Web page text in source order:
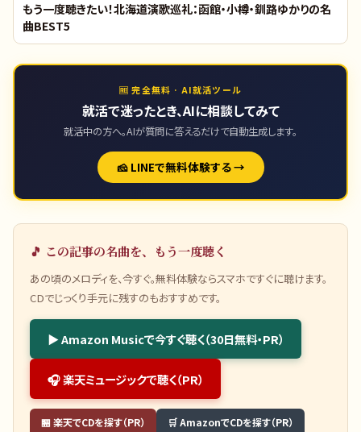
もう一度聴きたい！北海道演歌巡礼：函館・小樽・釧路ゆかりの名
曲BEST5
🆓 完全無料 · AI就活ツール
就活で迷ったとき、AIに相談してみて
就活中の方へ。AIが質問に答えるだけで自動生成します。
🧀 LINEで無料体験する →
🎵 この記事の名曲を、もう一度聴く
あの頃のメロディを、今すぐ。無料体験ならスマホですぐに聴けます。
CDでじっくり手元に残すのもおすすめです。
▶ Amazon Musicで今すぐ聴く（30日無料・PR）
🎧 楽天ミュージックで聴く（PR）
🏪 楽天でCDを探す（PR） 🛒 AmazonでCDを探す（PR）